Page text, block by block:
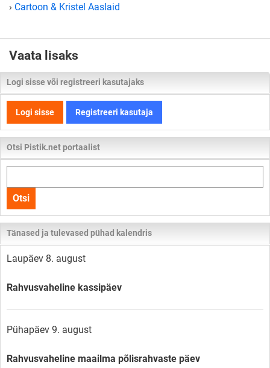
› Cartoon & Kristel Aaslaid
Vaata lisaks
Logi sisse või registreeri kasutajaks
Logi sisse Registreeri kasutaja
Otsi Pistik.net portaalist
kogu
lehelt
Otsi
Tänased ja tulevased pühad kalendris
Laupäev 8. august
Rahvusvaheline kassipäev
Pühapäev 9. august
Rahvusvaheline maailma põlisrahvaste päev